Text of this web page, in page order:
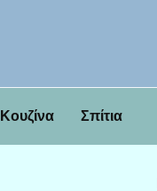
Κουζίνα Σπίτια